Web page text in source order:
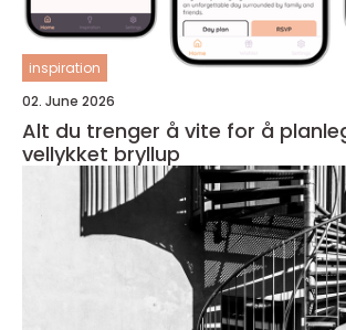
inspiration
02. June 2026
Alt du trenger å vite for å
vellykket bryllup